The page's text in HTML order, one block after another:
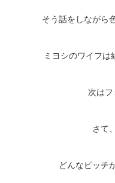
そう話をしながら
ミヨシのワイフは
次はフ
さて
どんなピッチ